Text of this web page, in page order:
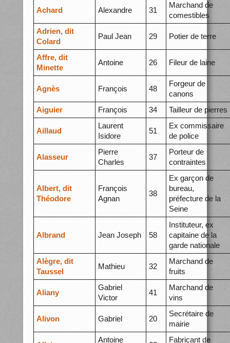
Achard Alexandre 31
Marchand de
comestibles
Adrien, dit
Colard
Paul Jean 29 Potier de terre
Affre, dit
Minette
Antoine 26 Fileur de laine
Agnès François 48
Forgeur de
canons
Aiguier
François 34 Tailleur de pierres
Aillaud
Laurent
Isidore
51
Ex commissaire
de police
Alasseur
Pierre
Charles
37
Porteur de
contraintes
Albert, dit
Théodore
François
Agnan
38
Ex garçon de
bureau,
préfecture de la
Seine
Albrand Jean Joseph 58
Instituteur, ex
capitaine de la
garde nationale
Alègre, dit
Taussel
Mathieu 32
Marchand de
fruits
Aliany
Gabriel
Victor
41
Marchand de
vins
Alivon Gabriel 20
Secrétaire de
mairie
Antoine
Fabricant de